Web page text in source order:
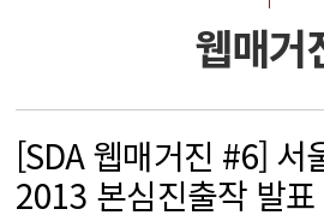
웹매거
[SDA 웹매거진 #6] 서
2013 본심진출작 발